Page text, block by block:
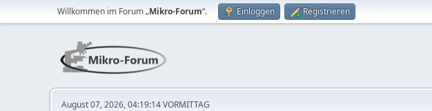
Willkommen im Forum „Mikro-Forum“. Einloggen Registrieren
August 07, 2026, 04:19:14 VORMITTAG